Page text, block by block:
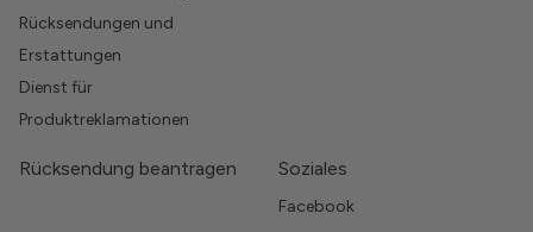
Rücksendungen und
Erstattungen
Dienst für
Produktreklamationen
Rücksendung beantragen Soziales
Facebook